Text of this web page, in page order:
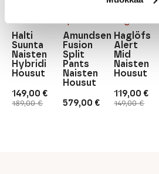
189,00€
Alkuperäinen
hinta
149,00 €
Nykyinen
hinta
Halti
Suunta
Naisten
Hybridi
Housut
579,00 €
Amundsen
Fusion
Split
Pants
Naisten
Housut
149,00€
hinta
119,00 €
Nykyinen
hinta
Haglöfs
Alert
Mid
Naisten
Housut